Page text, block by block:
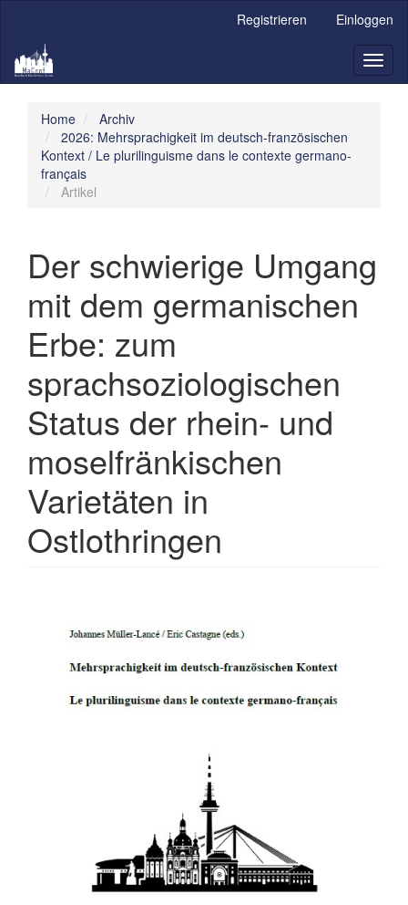
Sidebar
Registrieren Einloggen
Home
Archiv
2026: Mehrsprachigkeit im deutsch-französischen
Kontext / Le plurilinguisme dans le contexte germano-
français
Artikel
Der schwierige Umgang
mit dem germanischen
Erbe: zum
sprachsoziologischen
Status der rhein- und
moselfränkischen
Varietäten in
Ostlothringen
Sidebar